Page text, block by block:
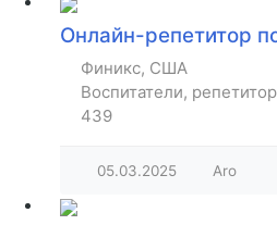
Онлайн-репетитор
Финикс, США
Воспитатели,
439
05.03.2025 Aro